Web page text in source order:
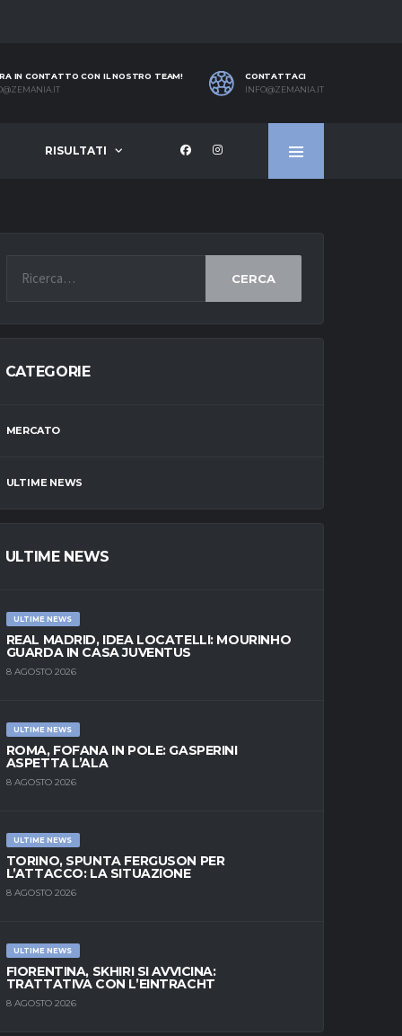
IN CONTATTO CON IL NOSTRO TEAM!
CONTATTACI
INFO@ZEMANIA.IT
RISULTATI
CERCA
CATEGORIE
MERCATO
ULTIME NEWS
ULTIME NEWS
ULTIME NEWS
REAL MADRID, IDEA LOCATELLI: MOURINHO
GUARDA IN CASA JUVENTUS
8 AGOSTO 2026
ULTIME NEWS
ROMA, FOFANA IN POLE: GASPERINI
ASPETTA L’ALA
8 AGOSTO 2026
ULTIME NEWS
TORINO, SPUNTA FERGUSON PER
L’ATTACCO: LA SITUAZIONE
8 AGOSTO 2026
ULTIME NEWS
FIORENTINA, SKHIRI SI AVVICINA:
TRATTATIVA CON L’EINTRACHT
8 AGOSTO 2026